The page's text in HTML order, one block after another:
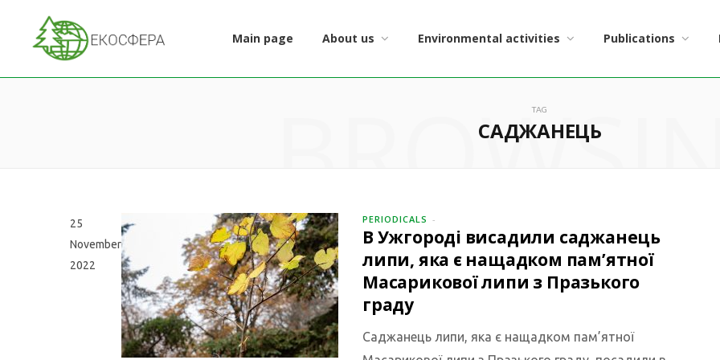
Main page About us Environmental activities Publications
TAG
САДЖАНЕЦЬ
25
November
2022
PERIODICALS
В Ужгороді висадили саджанець
липи, яка є нащадком пам’ятної
Масарикової липи з Празького
граду
Саджанець липи, яка є нащадком пам’ятної